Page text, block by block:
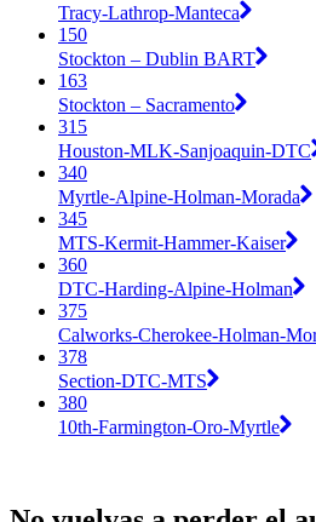
Tracy-Lathrop-Manteca
150
Stockton – Dublin BART
163
Stockton – Sacramento
315
Houston-MLK-Sanjoaquin-DTC
340
Myrtle-Alpine-Holman-Morada
345
MTS-Kermit-Hammer-Kaiser
360
DTC-Harding-Alpine-Holman
375
Calworks-Cherokee-Holman-
378
Section-DTC-MTS
380
10th-Farmington-Oro-Myrtle